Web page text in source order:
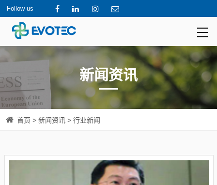
Follow us
新闻资讯
首页 > 新闻资讯 > 行业新闻